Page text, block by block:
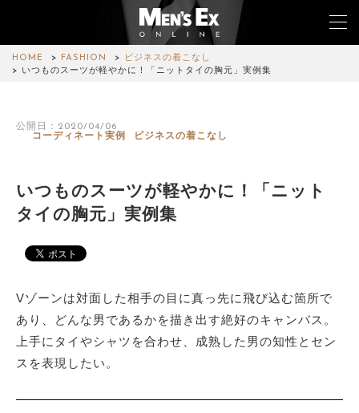
HOME FASHION
ビジネスの着こなし
いつものスーツが軽やかに！「ニットタイの胸元」実例集
公開日：2020/04/06
コーディネート実例
ビジネスの着こなし
いつものスーツが軽やかに！「ニット
タイの胸元」実例集
Vゾーンは対面した相手の目に真っ先に飛び込む箇所で
あり、どんな男であるかを描き出す絶好のキャンバス。
上手にタイやシャツを合わせ、成熟した男の知性とセン
スを表現したい。
FASHION
CAR&BIKE
LIFESTYLE
MAGAZINE
ABOUT SITE